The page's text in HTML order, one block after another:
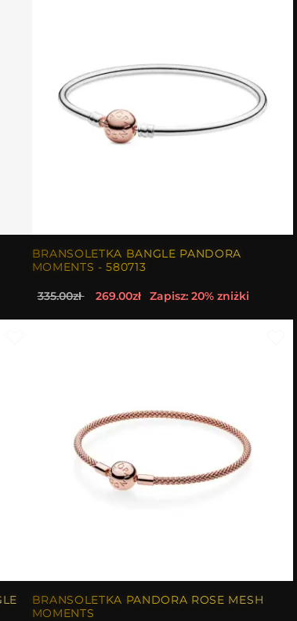
BRANSOLETKA BANGLE PANDORA
MOMENTS - 580713
335.00zł 269.00zł Zapisz: 20% zniżki
BRANSOLETKA PANDORA ROSE MESH
MOMENTS